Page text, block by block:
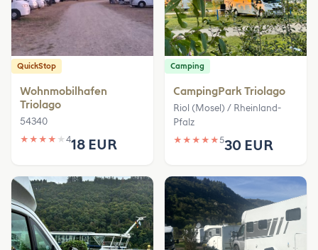
QuickStop
Wohnmobilhafen
Triolago
54340
★ ★ ★ ★ ★ 418 EUR
Camping
CampingPark Triolago
Riol (Mosel) / Rheinland-
Pfalz
★ ★ ★ ★ ★530 EUR